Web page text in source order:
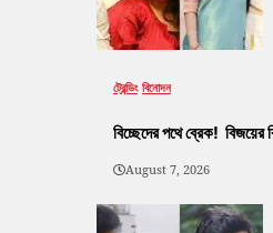
ট্রেন্ডিং বিনোদন
বিচ্ছেদের পথে ব্রেক! বিজয়ের
August 7, 2026